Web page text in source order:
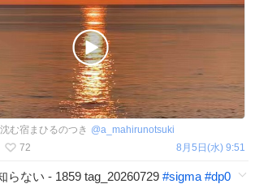
む宿まひるのつき @a_mahirunotsuki
72 8月5日(水) 9:51
らない - 1859 tag_20260729 #sigma #dp0